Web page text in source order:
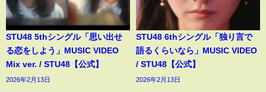
STU48 5thシングル「思い出せ
る恋をしよう」MUSIC VIDEO
Mix ver. / STU48【公式】
2026年2月13日
STU48 6thシングル「独り言で
語るくらいなら」MUSIC VIDEO
/ STU48【公式】
2026年2月13日